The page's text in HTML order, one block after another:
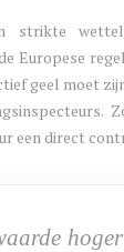
strikte
Europese
geel moet
een direct